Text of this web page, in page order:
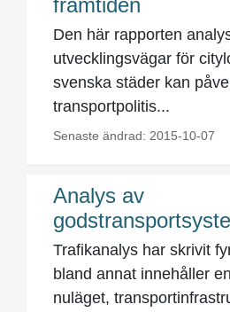
framtiden
Den här rapporten
utvecklingsvägar för
svenska städer kan
transportpolitis...
Senaste ändrad: 2015-10-07
Analys av
Trafikanalys har skrivit
bland annat innehåller
nuläget,